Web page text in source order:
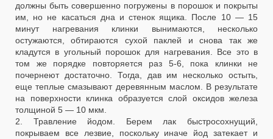
должны быть совершенно погружены в порошок и покрыты
им, но не касаться дна и стенок ящика. После 10 — 15
минут нагревания клинки вынимаются, несколько
остужаются, обтираются сухой паклей и снова так же
кладутся в угольный порошок для нагревания. Все это в
том же порядке повторяется раз 5-6, пока клинки не
почернеют достаточно. Тогда, дав им несколько остыть,
еще теплые смазывают деревянным маслом. В результате
на поверхности клинка образуется слой оксидов железа
толщиной 5 — 10 мкм.
2. Травление йодом. Берем лак быстросохнущий,
покрываем все лезвие, поскольку иначе йод затекает и